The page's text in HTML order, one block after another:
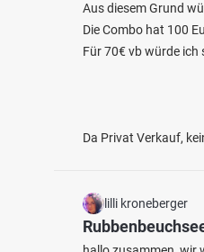
Aus diesem Grund
Die Combo hat 100
Für 70€ vb würde ich
Da Privat Verkauf,
lilli kroneberger